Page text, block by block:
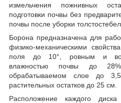
измельчения пожнивных
подготовки почвы без
почвы после уборки
Борона предназначена для
физико-механическими
поля до 10°, ровным и
влажностью почвы до
обрабатываемом слое до
растительных остатков до 25 см.
Расположение каждого